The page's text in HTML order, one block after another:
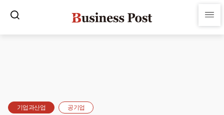
기업과산업 공기업